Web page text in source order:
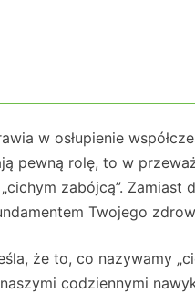
w osłupienie
pewną rolę, to w
zabójcą”.
Twojego
że to, co nazywamy
codziennymi